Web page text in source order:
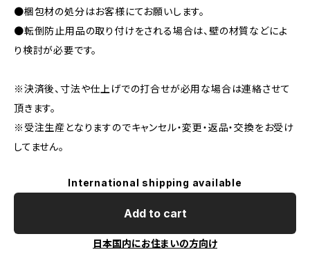
●梱包材の処分はお客様にてお願いします。
●転倒防止用品の取り付けをされる場合は、壁の材質などによ
り検討が必要です。
※決済後、寸法や仕上げでの打合せが必用な場合は連絡させて
頂きます。
※受注生産となりますのでキャンセル・変更・返品・交換をお受け
してません。
International shipping available
Add to cart
日本国内にお住まいの方向け